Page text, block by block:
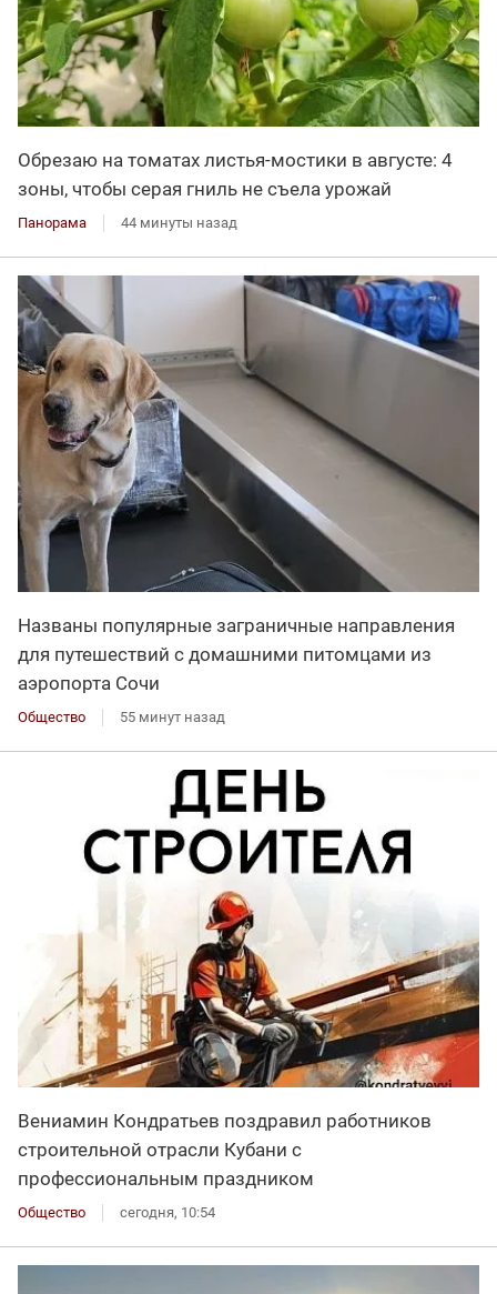
Обрезаю на томатах листья-мостики в августе: 4
зоны, чтобы серая гниль не съела урожай
Панорама 44 минуты назад
Названы популярные заграничные направления
для путешествий с домашними питомцами из
аэропорта Сочи
Общество 55 минут назад
Вениамин Кондратьев поздравил работников
строительной отрасли Кубани с
профессиональным праздником
Общество сегодня, 10:54